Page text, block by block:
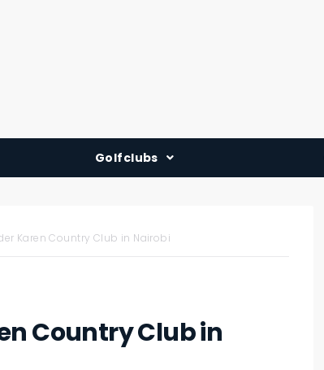
Golfclubs
Karen Country Club in Nairobi
Country Club in